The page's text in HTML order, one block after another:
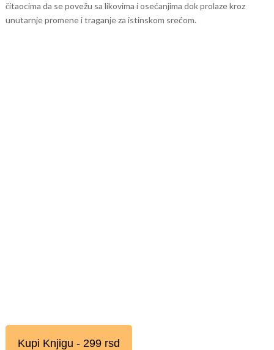
čitaocima da se povežu sa likovima i osećanjima dok prolaze kroz
unutarnje promene i traganje za istinskom srećom.
Kupi Knjigu - 299 rsd